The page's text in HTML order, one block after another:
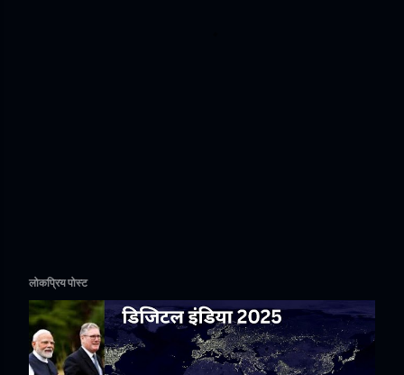
लोकप्रिय पोस्ट